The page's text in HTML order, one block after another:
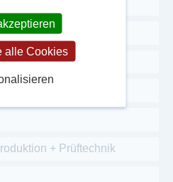
+ Prüftechnik
alle Cookies